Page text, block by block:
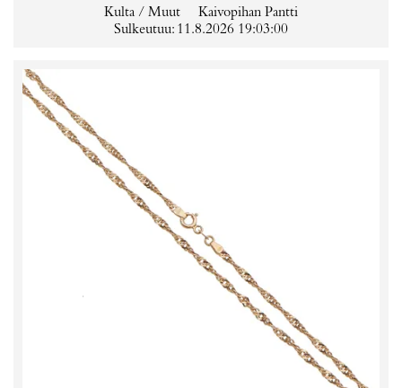
Kulta / Muut
Kaivopihan Pantti
Sulkeutuu: 11.8.2026 19:03:00